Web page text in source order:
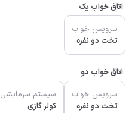
اتاق خواب یک
سرویس خواب
تخت دو نفره
اتاق خواب دو
سرویس خواب
تخت دو نفره
سیستم سرمایشی
کولر گازی